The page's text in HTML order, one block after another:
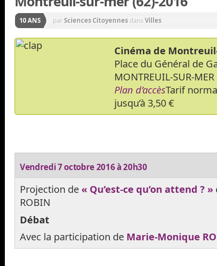
10 ANS parSciences Citoyennes dansVilles
Cinéma de
Place du Général de
MONTREUIL-SUR-MER
Plan d’accèsTarif
jusqu’à 3,50 €
Vendredi 7 octobre 2016 à 20h30
Projection de « Qu’est-ce qu’on attend ? »
ROBIN
Débat
Avec la participation de Marie-Monique